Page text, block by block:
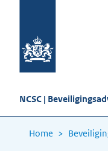
NCSC |
Home